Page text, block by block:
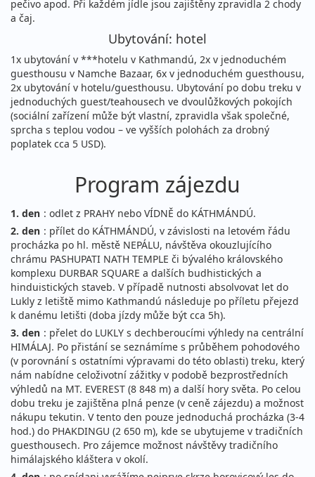
pečivo apod. Při každém jídle jsou zajištěny zpravidla 2 chody
a čaj.
Ubytování: hotel
1x ubytování v ***hotelu v Kathmandú, 2x v jednoduchém
guesthousu v Namche Bazaar, 6x v jednoduchém guesthousu,
2x ubytování v hotelu/guesthousu. Ubytování po dobu treku v
jednoduchých guest/teahousech ve dvoulůžkových pokojích
(sociální zařízení může být vlastní, zpravidla však společné,
sprcha s teplou vodou – ve vyšších polohách za drobný
poplatek cca 5 USD).
Program zájezdu
1. den : odlet z PRAHY nebo VÍDNĚ do KÁTHMÁNDÚ.
2. den : přílet do KÁTHMÁNDÚ, v závislosti na letovém řádu
procházka po hl. městě NEPÁLU, návštěva okouzlujícího
chrámu PASHUPATI NATH TEMPLE či bývalého královského
komplexu DURBAR SQUARE a dalších budhistických a
hinduistických staveb. V případě nutnosti absolvovat let do
Lukly z letiště mimo Kathmandú následuje po příletu přejezd
k danému letišti (doba jízdy může být cca 5h).
3. den : přelet do LUKLY s dechberoucími výhledy na centrální
HIMÁLAJ. Po přistání se seznámíme s průběhem pohodového
(v porovnání s ostatními výpravami do této oblasti) treku, který
nám nabídne celoživotní zážitky v podobě bezprostředních
výhledů na MT. EVEREST (8 848 m) a další hory světa. Po celou
dobu treku je zajištěna plná penze (v ceně zájezdu) a možnost
nákupu tekutin. V tento den pouze jednoduchá procházka (3-4
hod.) do PHAKDINGU (2 650 m), kde se ubytujeme v tradičních
guesthousech. Pro zájemce možnost návštěvy tradičního
himálajského kláštera v okolí.